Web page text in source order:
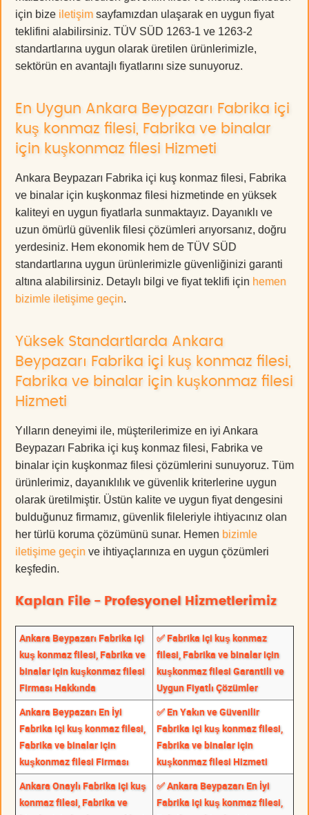
için bize iletişim sayfamızdan ulaşarak en uygun fiyat
teklifini alabilirsiniz. TÜV SÜD 1263-1 ve 1263-2
standartlarına uygun olarak üretilen ürünlerimizle,
sektörün en avantajlı fiyatlarını size sunuyoruz.
En Uygun Ankara Beypazarı Fabrika içi
kuş konmaz filesi, Fabrika ve binalar
için kuşkonmaz filesi Hizmeti
Ankara Beypazarı Fabrika içi kuş konmaz filesi, Fabrika
ve binalar için kuşkonmaz filesi hizmetinde en yüksek
kaliteyi en uygun fiyatlarla sunmaktayız. Dayanıklı ve
uzun ömürlü güvenlik filesi çözümleri arıyorsanız, doğru
yerdesiniz. Hem ekonomik hem de TÜV SÜD
standartlarına uygun ürünlerimizle güvenliğinizi garanti
altına alabilirsiniz. Detaylı bilgi ve fiyat teklifi için hemen
bizimle iletişime geçin.
Yüksek Standartlarda Ankara
Beypazarı Fabrika içi kuş konmaz filesi,
Fabrika ve binalar için kuşkonmaz filesi
Hizmeti
Yılların deneyimi ile, müşterilerimize en iyi Ankara
Beypazarı Fabrika içi kuş konmaz filesi, Fabrika ve
binalar için kuşkonmaz filesi çözümlerini sunuyoruz. Tüm
ürünlerimiz, dayanıklılık ve güvenlik kriterlerine uygun
olarak üretilmiştir. Üstün kalite ve uygun fiyat dengesini
bulduğunuz firmamız, güvenlik fileleriyle ihtiyacınız olan
her türlü koruma çözümünü sunar. Hemen bizimle
iletişime geçin ve ihtiyaçlarınıza en uygun çözümleri
keşfedin.
Kaplan File - Profesyonel Hizmetlerimiz
Ankara Beypazarı Fabrika içi
kuş konmaz filesi, Fabrika ve
binalar için kuşkonmaz filesi
Firması Hakkında
✅ Fabrika içi kuş konmaz
filesi, Fabrika ve binalar için
kuşkonmaz filesi Garantili ve
Uygun Fiyatlı Çözümler
Ankara Beypazarı En İyi
Fabrika içi kuş konmaz filesi,
Fabrika ve binalar için
kuşkonmaz filesi Firması
✅ En Yakın ve Güvenilir
Fabrika içi kuş konmaz filesi,
Fabrika ve binalar için
kuşkonmaz filesi Hizmeti
Ankara Onaylı Fabrika içi kuş
konmaz filesi, Fabrika ve
✅ Ankara Beypazarı En İyi
Fabrika içi kuş konmaz filesi,